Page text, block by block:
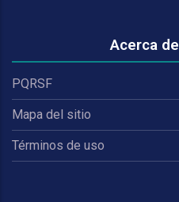
Acerca
PQRSF
Mapa del sitio
Términos de uso